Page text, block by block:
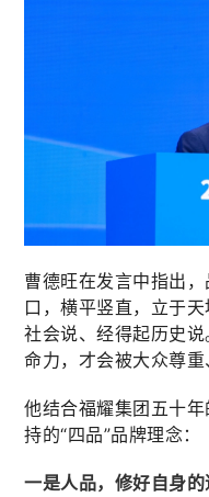
曹德旺在发言中指出，
口，横平竖直，立于
社会说、经得起历史说
命力，才会被大众尊重
他结合福耀集团五十
持的“四品”品牌理念：
一是人品，修好自身